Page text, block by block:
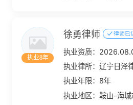
执业8年
徐勇律师 律师已
执业资质：
执业律所：辽宁日泽
执业年限： 8年
执业地区：鞍山–海城